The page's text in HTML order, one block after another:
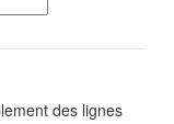
des lignes